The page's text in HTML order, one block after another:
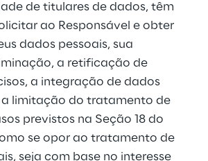
de titulares de dados, têm
ao Responsável e obter
dados pessoais, sua
a retificação de
a integração de dados
limitação do tratamento de
previstos na Seção 18 do
se opor ao tratamento de
seja com base no interesse